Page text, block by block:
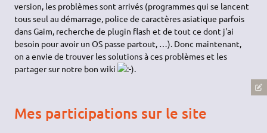
version, les problèmes sont arrivés (programmes qui se lancent
tous seul au démarrage, police de caractères asiatique parfois
dans Gaim, recherche de plugin flash et de tout ce dont j'ai
besoin pour avoir unOS passe partout, …). Donc maintenant,
on a envie de trouver les solutions à ces problèmes et les
partager sur notre bon wiki
.
Mes participations sur le site